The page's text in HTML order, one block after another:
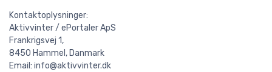
Kontaktoplysninger:
Aktivvinter / ePortaler ApS
Frankrigsvej 1,
8450 Hammel, Danmark
Email: info@aktivvinter.dk